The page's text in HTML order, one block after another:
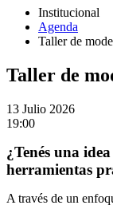
Institucional
Agenda
Taller de
Taller de
13 Julio 2026
19:00
¿Tenés una
herramientas
A través de un